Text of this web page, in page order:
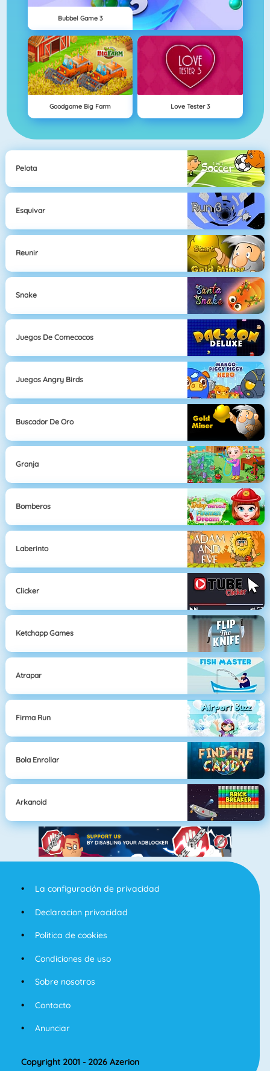
Bubbel Game 3
Goodgame Big Farm Love Tester 3
Pelota
Esquivar
Reunir
Snake
Juegos De Comecocos
Juegos Angry Birds
Buscador De Oro
Granja
Bomberos
Laberinto
Clicker
Ketchapp Games
Atrapar
Firma Run
Bola Enrollar
Arkanoid
La configuración de privacidad
Declaracion privacidad
Politica de cookies
Condiciones de uso
Sobre nosotros
Contacto
Anunciar
Copyright 2001 - 2026 Azerion